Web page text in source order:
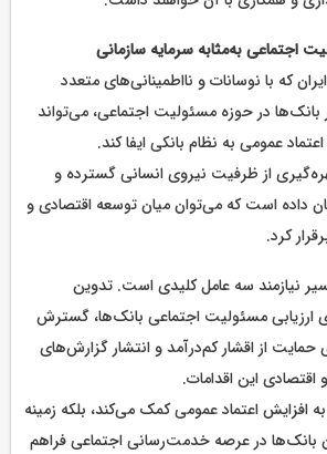
اجتماعی به‌مثابه سرمایه سازمانی
که با نوسانات و نااطمینانی‌های متعدد
بانک‌ها در حوزه مسئولیت اجتماعی، می‌تواند
عمومی به نظام بانکی ایفا کند.
از ظرفیت نیروی انسانی گسترده و
داده است که می‌توان میان توسعه اقتصادی و
کرد.
نیازمند سه عامل کلیدی است. تدوین
مسئولیت اجتماعی بانک‌ها، گسترش
حمایت از اقشار کم‌درآمد و انتشار گزارش‌های
اقتصادی این اقدامات.
افزایش اعتماد عمومی کمک می‌کند، بلکه زمینه
بانک‌ها در عرصه خدمت‌رسانی اجتماعی فراهم